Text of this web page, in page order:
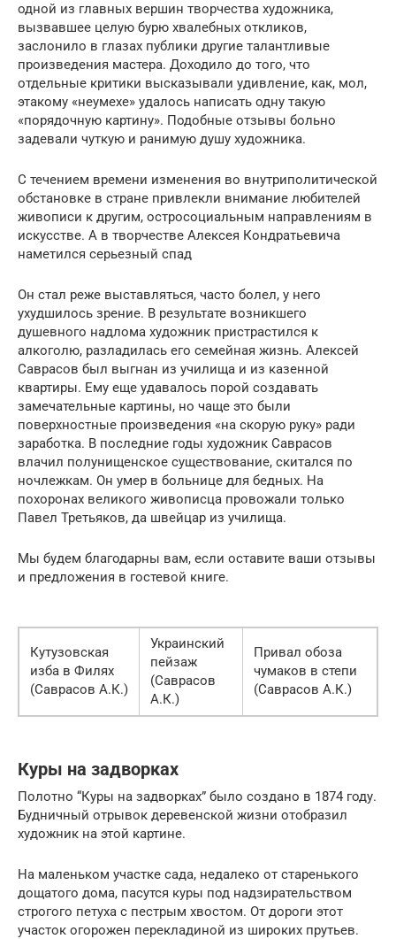
одной из главных вершин творчества художника,
вызвавшее целую бурю хвалебных откликов,
заслонило в глазах публики другие талантливые
произведения мастера. Доходило до того, что
отдельные критики высказывали удивление, как, мол,
этакому «неумехе» удалось написать одну такую
«порядочную картину». Подобные отзывы больно
задевали чуткую и ранимую душу художника.
С течением времени изменения во внутриполитической
обстановке в стране привлекли внимание любителей
живописи к другим, остросоциальным направлениям в
искусстве. А в творчестве Алексея Кондратьевича
наметился серьезный спад
Он стал реже выставляться, часто болел, у него
ухудшилось зрение. В результате возникшего
душевного надлома художник пристрастился к
алкоголю, разладилась его семейная жизнь. Алексей
Саврасов был выгнан из училища и из казенной
квартиры. Ему еще удавалось порой создавать
замечательные картины, но чаще это были
поверхностные произведения «на скорую руку» ради
заработка. В последние годы художник Саврасов
влачил полунищенское существование, скитался по
ночлежкам. Он умер в больнице для бедных. На
похоронах великого живописца провожали только
Павел Третьяков, да швейцар из училища.
Мы будем благодарны вам, если оставите ваши отзывы
и предложения в гостевой книге.
Кутузовская
изба в Филях
(Саврасов А.К.)
Украинский
пейзаж
(Саврасов
А.К.)
Привал обоза
чумаков в степи
(Саврасов А.К.)
Куры на задворках
Полотно “Куры на задворках” было создано в 1874 году.
Будничный отрывок деревенской жизни отобразил
художник на этой картине.
На маленьком участке сада, недалеко от старенького
дощатого дома, пасутся куры под надзирательством
строгого петуха с пестрым хвостом. От дороги этот
участок огорожен перекладиной из широких прутьев.